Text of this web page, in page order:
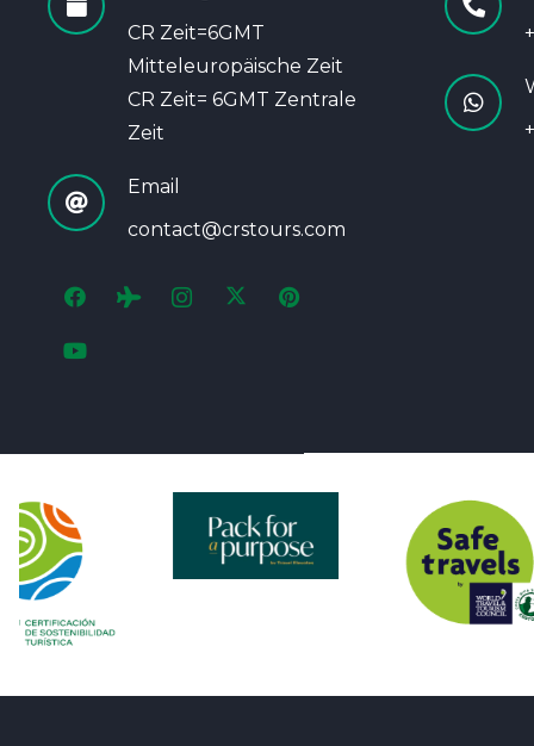
CR Zeit=6GMT
Mitteleuropäische Zeit
CR Zeit= 6GMT Zentrale
Zeit
Email
contact@crstours.com